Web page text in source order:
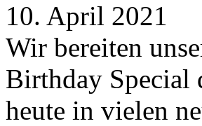
10. April 2021
Wir bereiten
Birthday Special
heute in vielen